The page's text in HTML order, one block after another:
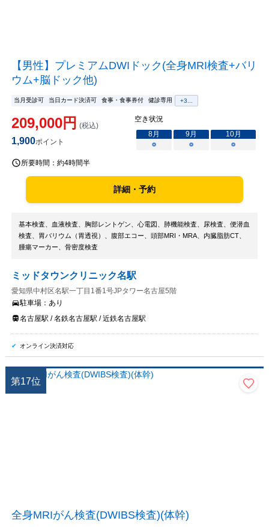
【男性】プレミアムDWIドック(全身MRI検査+バリ
ウム+脳ドック他)
当月受診可 当日カード決済可 食事・食事券付 健診専用 +3...
209,000円 (税込)
1,900ポイント
空き状況
8月 9月 10月
○
○ ○
所要時間： 約4時間半
詳細・予約
基本検査、血液検査、胸部レントゲン、心電図、肺機能検査、尿検査、便潜血
検査、胃バリウム（胃透視）、腹部エコー、頭部MRI・MRA、内臓脂肪CT、
腫瘍マーカー、骨密度検査
ミッドタウンクリニック名駅
愛知県中村区名駅一丁目1番1号JPタワー名古屋5階
駐車場： あり
名古屋駅 / 名鉄名古屋駅 / 近鉄名古屋駅
オンライン決済対応
第17位
全身MRIがん検査(DWIBS検査)(体幹)